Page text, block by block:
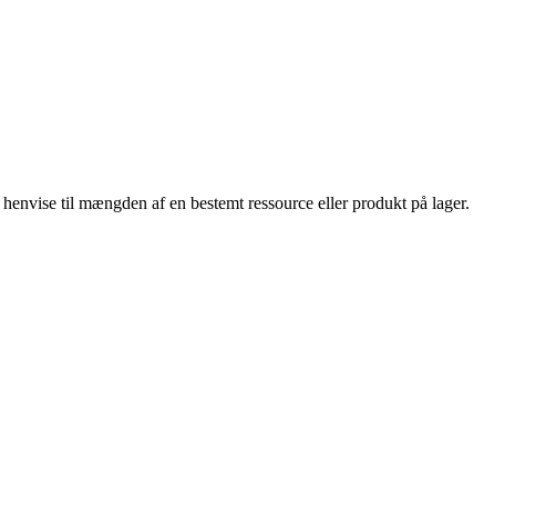
til mængden af en bestemt ressource eller produkt på lager.